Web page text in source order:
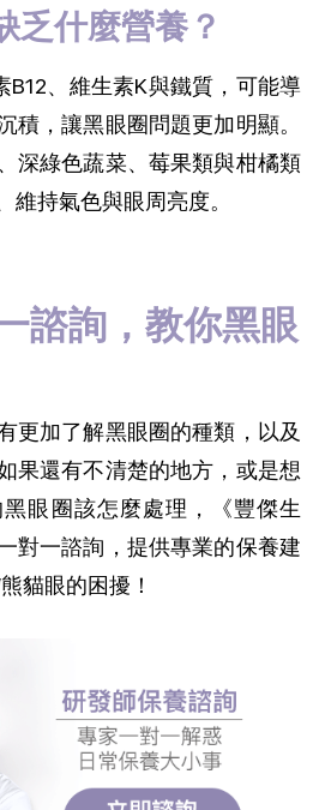
乏什麼營養？
B12、維生素K與鐵質，可能導
積，讓黑眼圈問題更加明顯。
深綠色蔬菜、莓果類與柑橘類
維持氣色與眼周亮度。
諮詢，教你黑眼
更加了解黑眼圈的種類，以及
果還有不清楚的地方，或是想
眼圈該怎麼處理，《豐傑生
對一諮詢，提供專業的保養建
貓眼的困擾！